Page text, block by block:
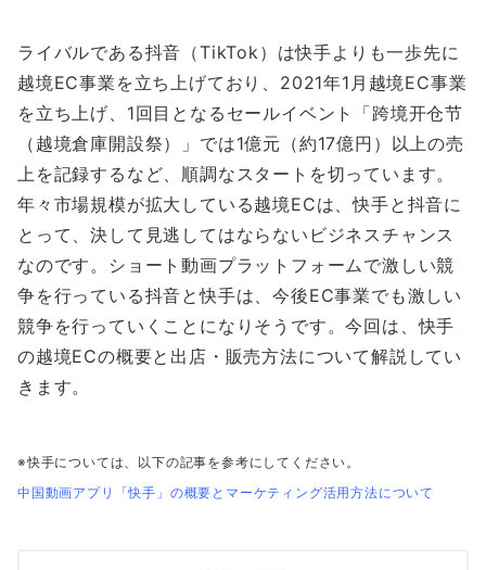
ライバルである抖音（TikTok）は快手よりも一歩先に
越境EC事業を立ち上げており、2021年1月越境EC事業
を立ち上げ、1回目となるセールイベント「跨境开仓节
（越境倉庫開設祭）」では1億元（約17億円）以上の売
上を記録するなど、順調なスタートを切っています。
年々市場規模が拡大している越境ECは、快手と抖音に
とって、決して見逃してはならないビジネスチャンス
なのです。ショート動画プラットフォームで激しい競
争を行っている抖音と快手は、今後EC事業でも激しい
競争を行っていくことになりそうです。今回は、快手
の越境ECの概要と出店・販売方法について解説してい
きます。
※快手については、以下の記事を参考にしてください。
中国動画アプリ「快手」の概要とマーケティング活用方法について